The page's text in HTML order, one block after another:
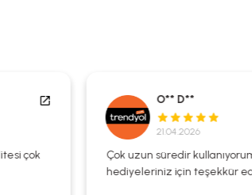
Çok uzun süredir kullanıyorum çok memnunum
hediyeleriniz için teşekkür ediyorum ❤️🌺